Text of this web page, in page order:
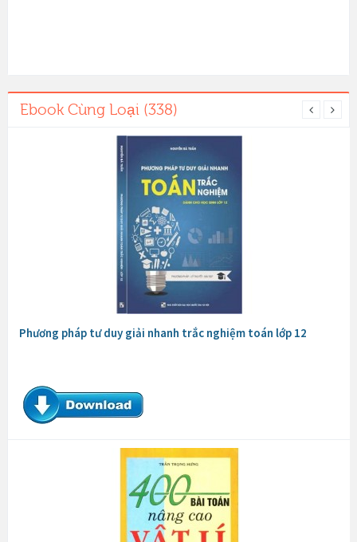
Ebook Cùng Loại (338)
Phương pháp tư duy giải nhanh trắc nghiệm toán lớp 12